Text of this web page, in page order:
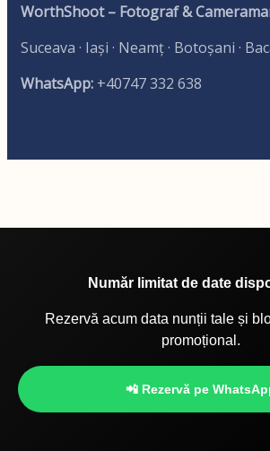
WorthShoot – Fotograf &
Suceava · Iași · Neamț · Botoșani ·
WhatsApp: +40747 332 638
Număr limitat de date
Rezervă acum data nunții tale și
promoțional.
📲 Rezervă pe